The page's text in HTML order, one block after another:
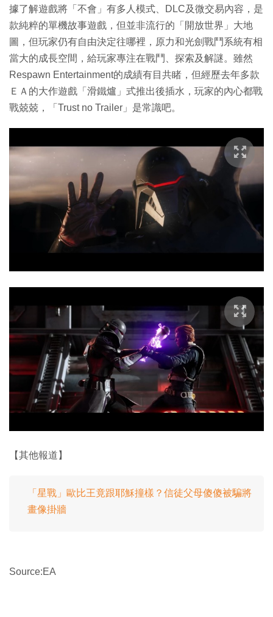
據了解遊戲將「不會」有多人模式、DLC及微交易內容，是
款純粹的單機故事遊戲，但並非流行的「開放世界」大地
圖，但玩家仍有自由決定往哪裡，原力和光劍戰鬥系統有相
當大的成長空間，給玩家專注在戰鬥、探索及解謎。雖然
Respawn Entertainment的成績有目共睹，但經歷去年多款
ＥＡ的大作遊戲「滑鐵爐」式推出後插水，玩家的內心都戰
戰兢兢，「Trust no Trailer」是常識吧。
【其他報道】
「星戰」歐比王竟跟耶穌撞樣？信徒父母傻傻被騙將
畫像掛牆
Source:EA